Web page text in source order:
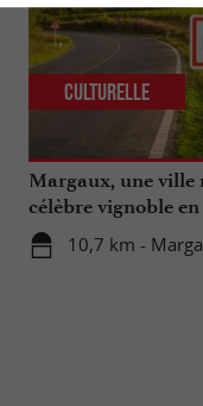
Margaux, une ville
célèbre vignoble
10,7 km -
Culturelle